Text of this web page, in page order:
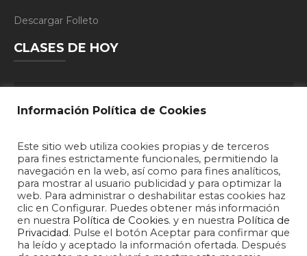
Descargar Folleto
CLASES DE HOY
10:30 - PILATES
20:15 - DEFENSA PERSONAL
20:30 - T.A.F.
Información Política de Cookies
Este sitio web utiliza cookies propias y de terceros
para fines estrictamente funcionales, permitiendo la
navegación en la web, así como para fines analíticos,
para mostrar al usuario publicidad y para optimizar la
web. Para administrar o deshabilitar estas cookies haz
clic en Configurar. Puedes obtener más información
en nuestra Política de Cookies. y en nuestra Política de
Privacidad. Pulse el botón Aceptar para confirmar que
ha leído y aceptado la información ofertada. Después